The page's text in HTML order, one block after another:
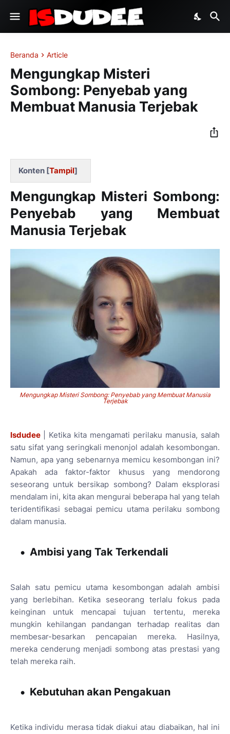
Beranda Article
Mengungkap Misteri
Sombong: Penyebab yang
Membuat Manusia Terjebak
Konten [Tampil]
Mengungkap Misteri Sombong:
Penyebab yang Membuat
Manusia Terjebak
Mengungkap Misteri Sombong: Penyebab yang Membuat Manusia
Terjebak
Isdudee
| Ketika kita mengamati perilaku manusia, salah
satu sifat yang seringkali menonjol adalah kesombongan.
Namun, apa yang sebenarnya memicu kesombongan ini?
Apakah ada faktor-faktor khusus yang mendorong
seseorang untuk bersikap sombong? Dalam eksplorasi
mendalam ini, kita akan mengurai beberapa hal yang telah
teridentifikasi sebagai pemicu utama perilaku sombong
dalam manusia.
Ambisi yang Tak Terkendali
Salah satu pemicu utama kesombongan adalah ambisi
yang berlebihan. Ketika seseorang terlalu fokus pada
keinginan untuk mencapai tujuan tertentu, mereka
mungkin kehilangan pandangan terhadap realitas dan
membesar-besarkan pencapaian mereka. Hasilnya,
mereka cenderung menjadi sombong atas prestasi yang
telah mereka raih.
Kebutuhan akan Pengakuan
Ketika individu merasa tidak diakui atau diabaikan, hal ini